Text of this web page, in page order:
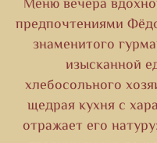
Меню вечера
предпочтениями
знаменитого
изысканной
хлебосольного
щедрая кухня с
отражает его